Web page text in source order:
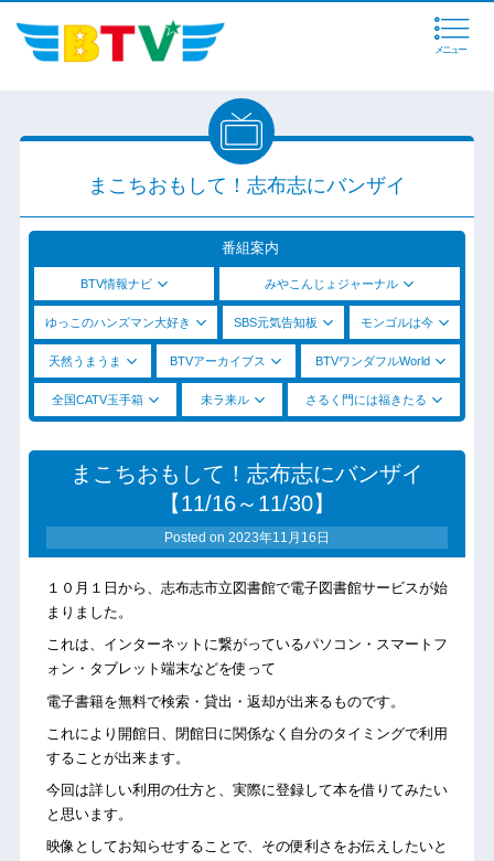
メニュー
まこちおもして！志布志にバンザイ
番組案内
BTV情報ナビ みやこんじょジャーナル
ゆっこのハンズマン大好き SBS元気告知板 モンゴルは今
天然うまうま BTVアーカイブス BTVワンダフルWorld
全国CATV玉手箱 未ラ来ル さるく門には福きたる
まこちおもして！志布志にバンザイ
【11/16～11/30】
Posted on 2023年11月16日
１０月１日から、志布志市立図書館で電子図書館サービスが始
まりました。
これは、インターネットに繋がっているパソコン・スマートフ
ォン・タブレット端末などを使って
電子書籍を無料で検索・貸出・返却が出来るものです。
これにより開館日、閉館日に関係なく自分のタイミングで利用
することが出来ます。
今回は詳しい利用の仕方と、実際に登録して本を借りてみたい
と思います。
映像としてお知らせすることで、その便利さをお伝えしたいと